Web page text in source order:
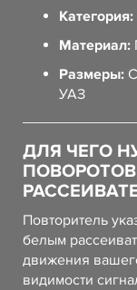
Категория:
Материал:
Размеры:
УАЗ
ДЛЯ ЧЕГО
ПОВОРОТОВ
Повторитель
белым
движения
видимости